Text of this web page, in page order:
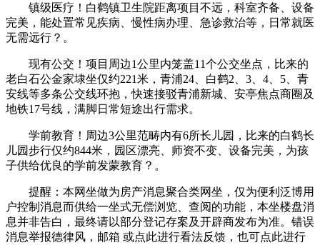
镇级医疗！白鹤镇卫生院距离项目不远，科室齐备、设备
完美，能处置常见疾病、慢性病办理、急诊救治等，日常就医
无需远行？。
现有公交！项目周边1公里内笼盖11个公交坐点，比来的
老白石公金家埭坐仅约221米，青浦24、白鹤2、3、4、5、青
安线等多条公交线环抱，快速接驳青浦新城、安亭焦点商圈及
地铁17号线，满脚日常短途出行需求。
学前教育！周边3公里范畴内有6所长儿园，比来的白鹤长
儿园步行仅约844米，园区漂亮、师资不变、设备完美，为孩
子供给优良的学前发蒙教育？。
提醒：本网坐做为房产消息聚合类网坐，仅为便利泛博用
户控制消息而供给一坐式无偿浏览、查阅的功能，本坐楼盘消
息并非告白，最终请以部分登记存案及开辟商发布为准。错误
消息举报德律风，邮箱 或点此进行看法反馈，也可点此进行